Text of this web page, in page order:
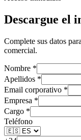
Descargue el
Complete sus datos
comercial.
Nombre *
Apellidos *
Email corporativo *
Empresa *
Cargo *
Teléfono